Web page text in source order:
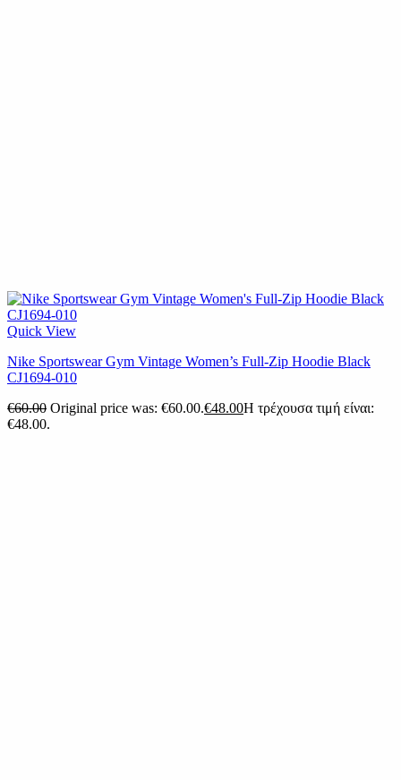
Quick View
Nike Sportswear Gym Vintage Women’s Full-Zip Hoodie Black
CJ1694-010
€60.00 Original price was: €60.00.€48.00Η τρέχουσα τιμή είναι:
€48.00.